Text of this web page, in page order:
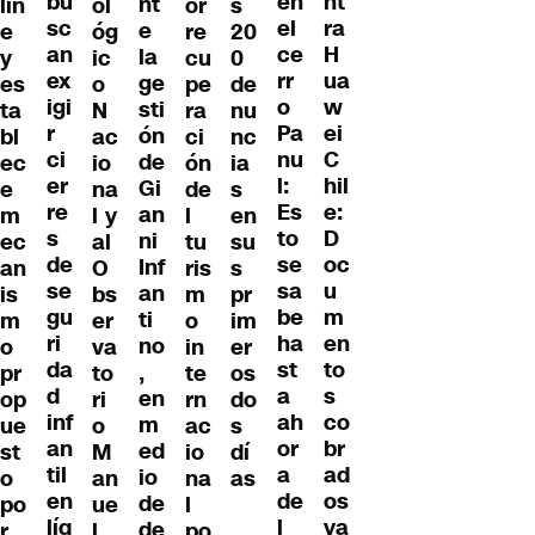
e
y
es
ta
bl
ec
e
m
ec
an
is
m
o
pr
op
ue
st
o
po
sc
an
ex
igi
r
ci
er
re
s
de
se
gu
ri
da
d
inf
an
til
en
líq
óg
ic
o
N
ac
io
na
l y
al
O
bs
er
va
to
ri
o
M
an
ue
e
la
ge
sti
ón
de
Gi
an
ni
Inf
an
ti
no
,
en
m
ed
io
de
re
cu
pe
ra
ci
ón
de
l
tu
ris
m
o
in
te
rn
ac
io
na
l
20
0
de
nu
nc
ia
s
en
su
s
pr
im
er
os
do
s
dí
as
el
ce
rr
o
Pa
nu
l:
Es
to
se
sa
be
ha
st
a
ah
or
a
de
l
ra
H
ua
w
ei
C
hil
e:
D
oc
u
m
en
to
s
co
br
ad
os
ya